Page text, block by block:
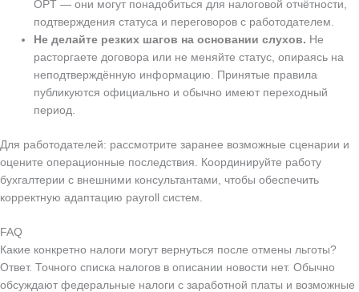
OPT — они могут понадобиться для налоговой отчётности,
подтверждения статуса и переговоров с работодателем.
Не делайте резких шагов на основании слухов. Не
расторгаете договора или не меняйте статус, опираясь на
неподтверждённую информацию. Принятые правила
публикуются официально и обычно имеют переходный
период.
Для работодателей: рассмотрите заранее возможные сценарии и
оцените операционные последствия. Координируйте работу
бухгалтерии с внешними консультантами, чтобы обеспечить
корректную адаптацию payroll систем.
FAQ
Какие конкретно налоги могут вернуться после отмены льготы?
Ответ. Точного списка налогов в описании новости нет. Обычно
обсуждают федеральные налоги с заработной платы и возможные